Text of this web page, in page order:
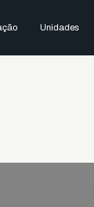
Unidades